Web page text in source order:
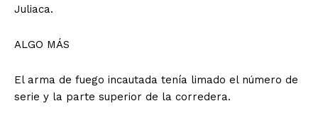
Juliaca.
ALGO MÁS
El arma de fuego incautada tenía limado el número de
serie y la parte superior de la corredera.